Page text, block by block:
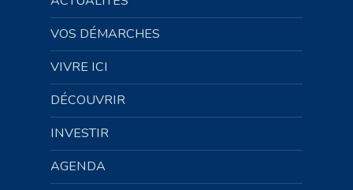
VOS DÉMARCHES
VIVRE ICI
DÉCOUVRIR
INVESTIR
AGENDA